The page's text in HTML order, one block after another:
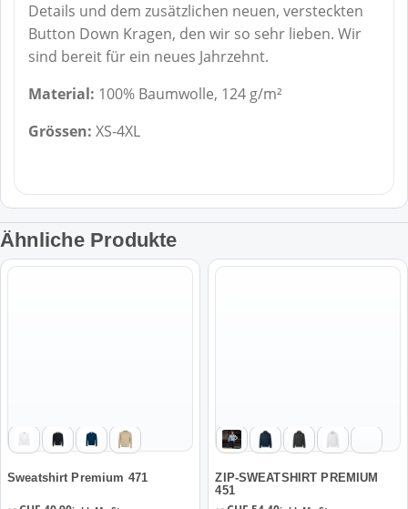
Details und dem zusätzlichen neuen, versteckten
Button Down Kragen, den wir so sehr lieben. Wir
sind bereit für ein neues Jahrzehnt.
Material: 100% Baumwolle, 124 g/m²
Grössen: XS-4XL
Ähnliche Produkte
Sweatshirt Premium 471
können
auf
der
ZIP-SWEATSHIRT PREMIUM
451
können
auf
der
Produktseite